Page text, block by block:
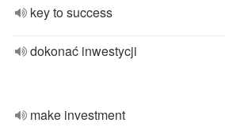
key to success
dokonać inwestycji
make investment